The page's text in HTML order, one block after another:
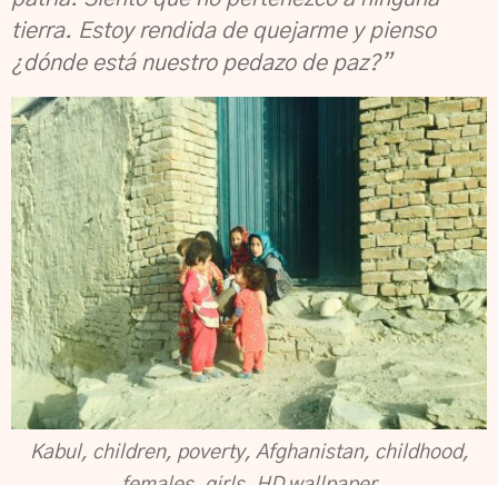
tierra. Estoy rendida de quejarme y pienso
¿dónde está nuestro pedazo de paz?”
Kabul, children, poverty, Afghanistan, childhood,